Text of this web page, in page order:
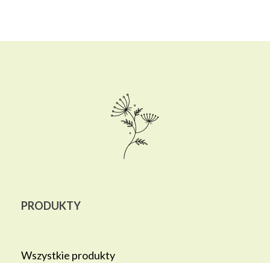
PRODUKTY
Wszystkie produkty